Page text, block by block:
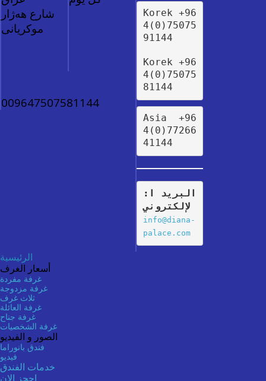
شارع هەژار
موکریانی
009647507581144
Korek +96
4(0)75075
91144
Korek +96
4(0)75075
81144
Asia  +96
4(0)77266
41144
:البريد ا
لإلكتروني
info@diana-
palace.com
الرئيسية
أسعار الغرف
غرفة مفردة
غرفة مزدوجة
ثلاث غرف
غرفة العائلة
غرفة جناح
غرفة الشخصيات
الصور و الفيديو
فندق بانوراما
فيديو
خدمات الفندق
احجز الان